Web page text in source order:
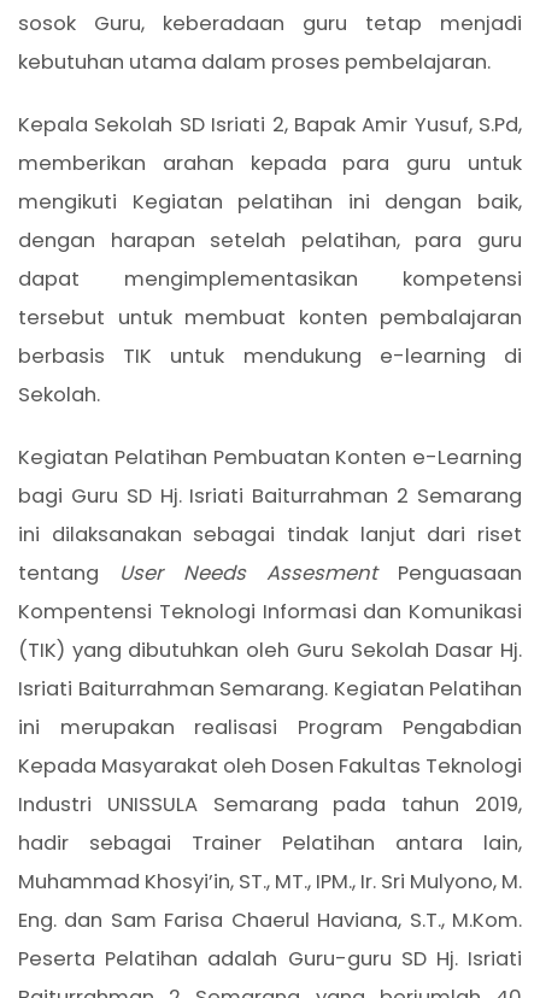
sosok Guru, keberadaan guru tetap menjadi
kebutuhan utama dalam proses pembelajaran.
Kepala Sekolah SD Isriati 2, Bapak Amir Yusuf, S.Pd,
memberikan arahan kepada para guru untuk
mengikuti Kegiatan pelatihan ini dengan baik,
dengan harapan setelah pelatihan, para guru
dapat mengimplementasikan kompetensi
tersebut untuk membuat konten pembalajaran
berbasis TIK untuk mendukung e-learning di
Sekolah.
Kegiatan Pelatihan Pembuatan Konten e-Learning
bagi Guru SD Hj. Isriati Baiturrahman 2 Semarang
ini dilaksanakan sebagai tindak lanjut dari riset
tentang User Needs AssesmentPenguasaan
Kompentensi Teknologi Informasi dan Komunikasi
(TIK) yang dibutuhkan oleh Guru Sekolah Dasar Hj.
Isriati Baiturrahman Semarang. Kegiatan Pelatihan
ini merupakan realisasi Program Pengabdian
Kepada Masyarakat oleh Dosen Fakultas Teknologi
Industri UNISSULA Semarang pada tahun 2019,
hadir sebagai Trainer Pelatihan antara lain,
Muhammad Khosyi’in, ST., MT., IPM., Ir. Sri Mulyono, M.
Eng. dan Sam Farisa Chaerul Haviana, S.T., M.Kom.
Peserta Pelatihan adalah Guru-guru SD Hj. Isriati